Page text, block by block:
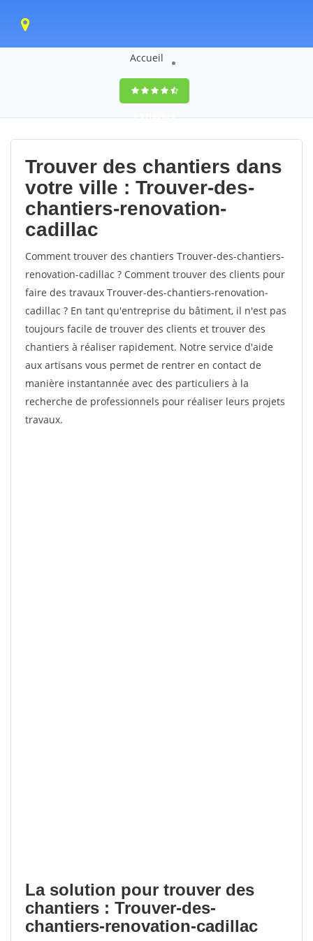
Accueil
9,5(100%)0
votes
Trouver des chantiers dans
votre ville : Trouver-des-
chantiers-renovation-
cadillac
Comment trouver des chantiers Trouver-des-chantiers-
renovation-cadillac ? Comment trouver des clients pour
faire des travaux Trouver-des-chantiers-renovation-
cadillac ? En tant qu'entreprise du bâtiment, il n'est pas
toujours facile de trouver des clients et trouver des
chantiers à réaliser rapidement. Notre service d'aide
aux artisans vous permet de rentrer en contact de
manière instantannée avec des particuliers à la
recherche de professionnels pour réaliser leurs projets
travaux.
La solution pour trouver des
chantiers : Trouver-des-
chantiers-renovation-cadillac